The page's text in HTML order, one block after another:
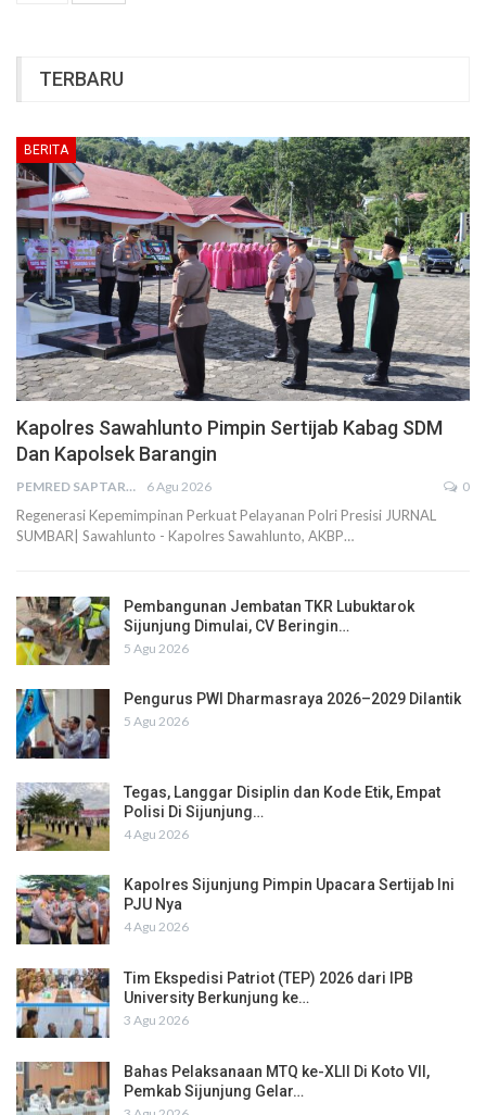
TERBARU
BERITA
Kapolres Sawahlunto Pimpin Sertijab Kabag SDM
Dan Kapolsek Barangin
PEMRED SAPTARIUS 6 Agu 2026 0
Regenerasi Kepemimpinan Perkuat Pelayanan Polri Presisi JURNAL
SUMBAR| Sawahlunto - Kapolres Sawahlunto, AKBP…
Pembangunan Jembatan TKR Lubuktarok
Sijunjung Dimulai, CV Beringin…
5 Agu 2026
Pengurus PWI Dharmasraya 2026–2029 Dilantik
5 Agu 2026
Tegas, Langgar Disiplin dan Kode Etik, Empat
Polisi Di Sijunjung…
4 Agu 2026
Kapolres Sijunjung Pimpin Upacara Sertijab Ini
PJU Nya
4 Agu 2026
Tim Ekspedisi Patriot (TEP) 2026 dari IPB
University Berkunjung ke…
3 Agu 2026
Bahas Pelaksanaan MTQ ke-XLII Di Koto VII,
Pemkab Sijunjung Gelar…